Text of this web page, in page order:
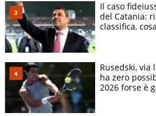
Il caso
del Catania:
classifica,
Rusedski, via
ha zero
2026 forse è